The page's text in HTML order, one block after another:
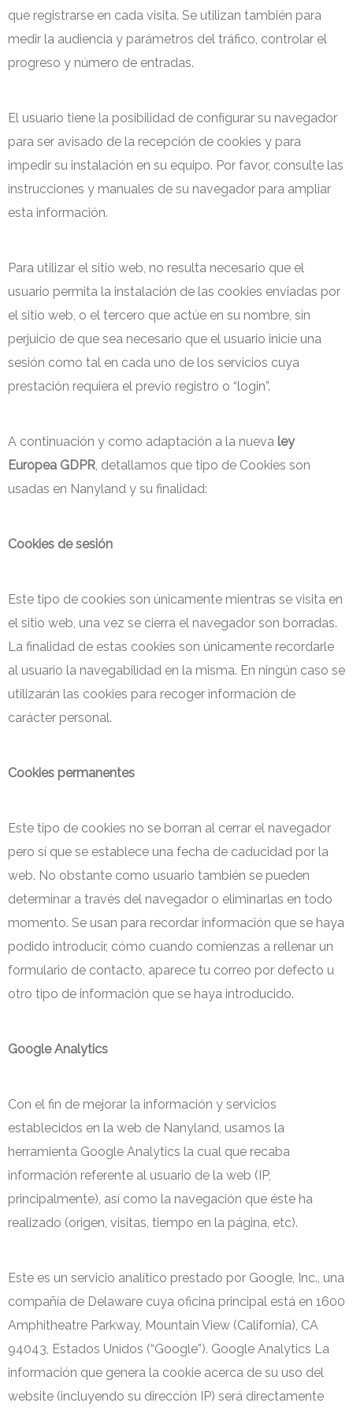
que registrarse en cada visita. Se utilizan también para
medir la audiencia y parámetros del tráfico, controlar el
progreso y número de entradas.
El usuario tiene la posibilidad de configurar su navegador
para ser avisado de la recepción de cookies y para
impedir su instalación en su equipo. Por favor, consulte las
instrucciones y manuales de su navegador para ampliar
esta información.
Para utilizar el sitio web, no resulta necesario que el
usuario permita la instalación de las cookies enviadas por
el sitio web, o el tercero que actúe en su nombre, sin
perjuicio de que sea necesario que el usuario inicie una
sesión como tal en cada uno de los servicios cuya
prestación requiera el previo registro o “login”.
A continuación y como adaptación a la nueva ley
Europea GDPR, detallamos que tipo de Cookies son
usadas en Nanyland y su finalidad:
Cookies de sesión
Este tipo de cookies son únicamente mientras se visita en
el sitio web, una vez se cierra el navegador son borradas.
La finalidad de estas cookies son únicamente recordarle
al usuario la navegabilidad en la misma. En ningún caso se
utilizarán las cookies para recoger información de
carácter personal.
Cookies permanentes
Este tipo de cookies no se borran al cerrar el navegador
pero sí que se establece una fecha de caducidad por la
web. No obstante como usuario también se pueden
determinar a través del navegador o eliminarlas en todo
momento. Se usan para recordar información que se haya
podido introducir, cómo cuando comienzas a rellenar un
formulario de contacto, aparece tu correo por defecto u
otro tipo de información que se haya introducido.
Google Analytics
Con el fin de mejorar la información y servicios
establecidos en la web de Nanyland, usamos la
herramienta Google Analytics la cual que recaba
información referente al usuario de la web (IP,
principalmente), así como la navegación que éste ha
realizado (origen, visitas, tiempo en la página, etc).
Este es un servicio analítico prestado por Google, Inc., una
compañía de Delaware cuya oficina principal está en 1600
Amphitheatre Parkway, Mountain View (California), CA
94043, Estados Unidos (“Google”). Google Analytics La
información que genera la cookie acerca de su uso del
website (incluyendo su dirección IP) será directamente